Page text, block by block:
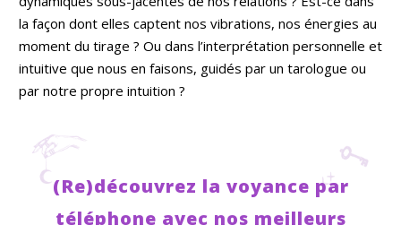
la façon dont elles captent nos vibrations, nos énergies au
moment du tirage ? Ou dans l’interprétation personnelle et
intuitive que nous en faisons, guidés par un tarologue ou
par notre propre intuition ?
(Re)découvrez la voyance par
téléphone avec nos meilleurs